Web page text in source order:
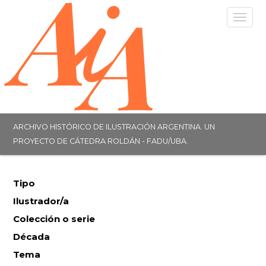
ARCHIVO HISTÓRICO DE ILUSTRACIÓN ARGENTINA. UN
PROYECTO DE CÁTEDRA ROLDÁN - FADU/UBA.
Tipo
Ilustrador/a
Colección o serie
Década
Tema